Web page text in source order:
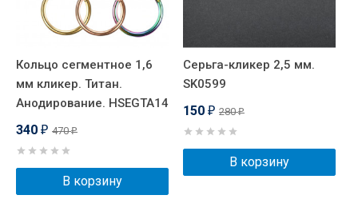
Кольцо сегментное 1,6
мм кликер. Титан.
Анодирование. HSEGTA14
340 ₽ 470₽
В корзину
Серьга-кликер 2,5 мм.
SK0599
150 ₽ 280₽
В корзину